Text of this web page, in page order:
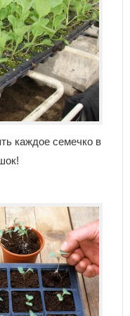
каждое семечко в